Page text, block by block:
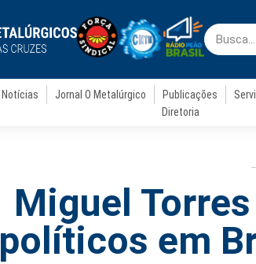
Notícias Jornal O Metalúrgico Publicações
Diretoria
Miguel
políticos em